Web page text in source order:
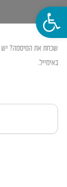
פתח סרגל נגישות
שכחת את הסיסמה? יש
באימייל.